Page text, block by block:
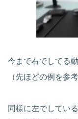
今まで右でしてる
（先ほどの例を参
同様に左でしてい